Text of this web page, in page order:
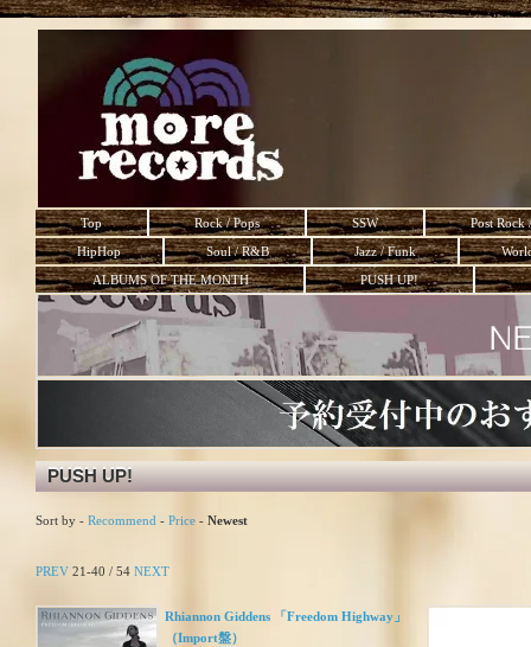
Top Rock / Pops SSW
Post Rock
HipHop
Soul / R&B Jazz / Funk
ALBUMS OF THE MONTH
PUSH UP!
PUSH UP!
Sort by - Recommend - Price - Newest
PREV 21-40 / 54 NEXT
Rhiannon Giddens 「Freedom Highway」
（Import盤）